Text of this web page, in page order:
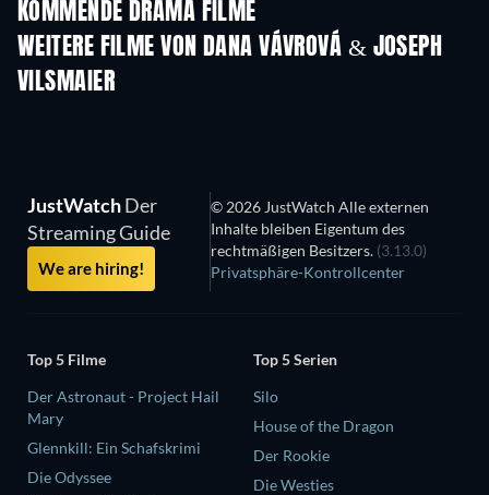
KOMMENDE DRAMA FILME
WEITERE FILME VON DANA VÁVROVÁ & JOSEPH
VILSMAIER
JustWatchDer
Streaming Guide
We are hiring!
© 2026 JustWatch Alle externen
Inhalte bleiben Eigentum des
rechtmäßigen Besitzers. (3.13.0)
Privatsphäre-Kontrollcenter
Top 5 Filme
Der Astronaut - Project Hail
Mary
Glennkill: Ein Schafskrimi
Die Odyssee
Top 5 Serien
Silo
House of the Dragon
Der Rookie
Die Westies